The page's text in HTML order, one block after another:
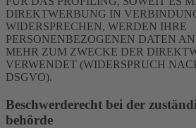
DIREKTWERBUNG IN
WIDERSPRECHEN, WERDEN IHRE
PERSONENBEZOGENEN DATEN
MEHR ZUM ZWECKE DER
VERWENDET (WIDERSPRUCH
DSGVO).
Beschwerde­recht bei der
behörde